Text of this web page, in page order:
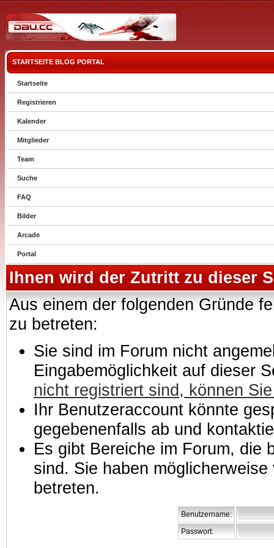
STARTSEITE BLOG PORTAL
Startseite
Registrieren
Kalender
Mitglieder
Team
Suche
FAQ
Bilder
Arcade
Portal
Ihnen wird der Zutritt zu dieser
Aus einem der folgenden Gründe
zu betreten:
Sie sind im Forum nicht
Eingabemöglichkeit auf dieser
nicht registriert sind, können
Ihr Benutzeraccount könnte
gegebenenfalls ab und
Es gibt Bereiche im Forum, die
sind. Sie haben
betreten.
Benutzername:
Passwort: